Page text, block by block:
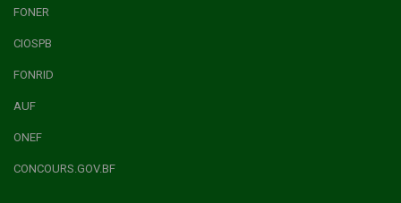
FONER
CIOSPB
FONRID
AUF
ONEF
CONCOURS.GOV.BF